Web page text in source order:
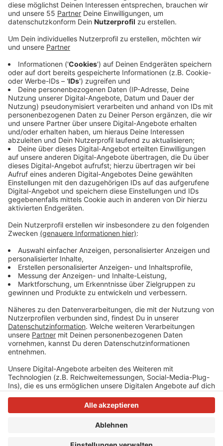
Anfrage im Landtag zeigt.
Veröffentlicht:Donnerstag, 10.03.2022 06:20
Anzeige
Anfang 2020 hatte das Land offenbar überstürzt
Schutzmasken gekauft. Später kam heraus: Die
Masken waren zum Teil mangelhaft und völlig
überteuert. Wie jetzt aus einem Bericht des Landes
hervorgeht, wurden 1.500 mangelhafte Masken auch
an ein Krankenhaus in Haan geliefert. 10 Euro Pro
Stück hatte das Land NRW für die Masken bezahlt,
geprüft waren sie zu dem Zeitpunkt allerdings nicht.
Das St.-Josef-Krankenhaus in Haan hatte eben diese
Masken vom Land erhalten. Auf Anfrage sagte uns
eine Sprecherin der Klinik:Es seien alle Masken vor
worden, unabhängig vom Hersteller. Minderwertige
Masken seinen demnach erst gar nicht zum Einsatz
gekommen und wurden aussortiert. Gerade zu Beginn
der Pandemie musste einiges an minderwertigem
Schutzmaterial aussortiert werden, heißt es.
Anzeige
Anzeige